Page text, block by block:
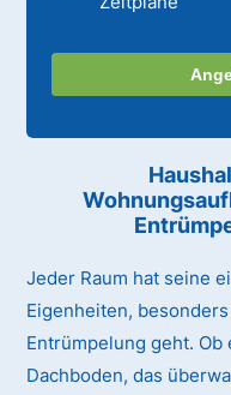
Jeder Raum hat seine
Eigenheiten,
Entrümpelung geht.
Dachboden, das